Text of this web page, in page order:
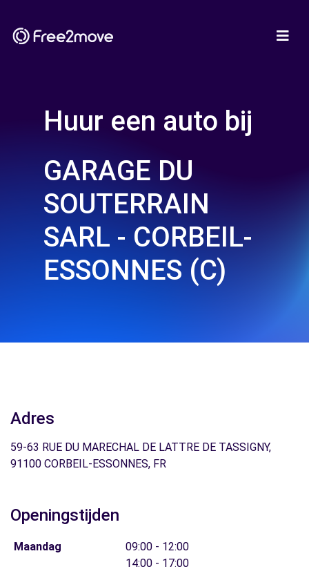
Huur een auto bij
GARAGE DU
SOUTERRAIN
SARL - CORBEIL-
ESSONNES (C)
Adres
59-63 RUE DU MARECHAL DE LATTRE DE TASSIGNY,
91100 CORBEIL-ESSONNES, FR
Openingstijden
Maandag
09:00 - 12:00
14:00 - 17:00